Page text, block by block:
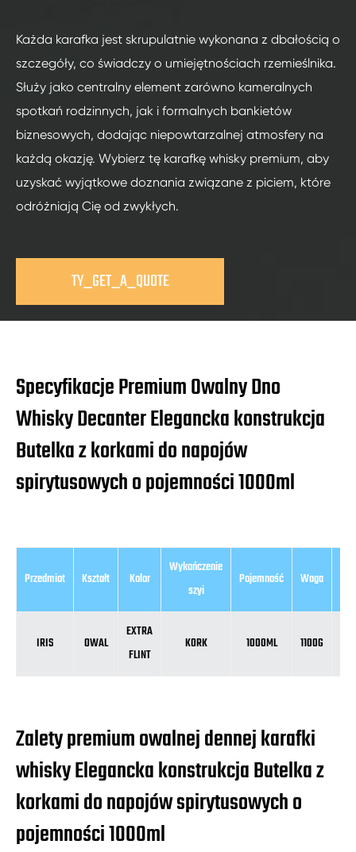
Każda karafka jest skrupulatnie wykonana z dbałością o
szczegóły, co świadczy o umiejętnościach rzemieślnika.
Służy jako centralny element zarówno kameralnych
spotkań rodzinnych, jak i formalnych bankietów
biznesowych, dodając niepowtarzalnej atmosfery na
każdą okazję. Wybierz tę karafkę whisky premium, aby
uzyskać wyjątkowe doznania związane z piciem, które
odróżniają Cię od zwykłych.
TY_GET_A_QUOTE
Specyfikacje Premium Owalny Dno
Whisky Decanter Elegancka konstrukcja
Butelka z korkami do napojów
spirytusowych o pojemności 1000ml
Przedmiot Kształt Kolor
Wykończenie
szyi
Pojemność Waga
IRIS OWAL
EXTRA
FLINT
KORK 1000ML 1100G
Zalety premium owalnej dennej karafki
whisky Elegancka konstrukcja Butelka z
korkami do napojów spirytusowych o
pojemności 1000ml